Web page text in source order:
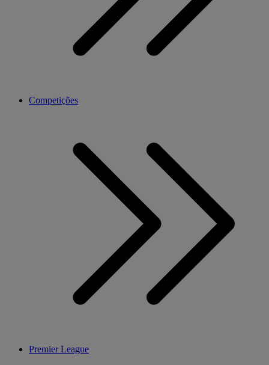
Competições
Premier League